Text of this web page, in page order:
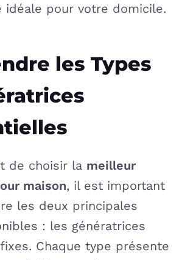
idéale pour votre domicile.
les Types
de choisir la meilleur
maison, il est important
les deux principales
: les génératrices
Chaque type présente